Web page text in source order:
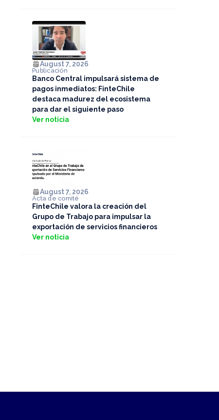
August 7, 2026
Publicación
Banco Central impulsará sistema de
pagos inmediatos: FinteChile
destaca madurez del ecosistema
para dar el siguiente paso
Ver noticia
August 7, 2026
Acta de comité
FinteChile valora la creación del
Grupo de Trabajo para impulsar la
exportación de servicios financieros
Ver noticia